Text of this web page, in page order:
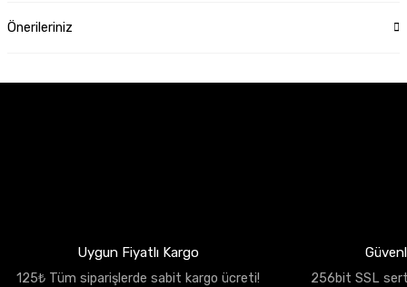
Önerileriniz
Uygun Fiyatlı Kargo
125₺ Tüm siparişlerde sabit kargo ücreti!
256bit SSL